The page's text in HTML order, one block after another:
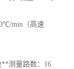
min（高速
**测量路数：16